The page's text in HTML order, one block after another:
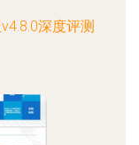
深度评测